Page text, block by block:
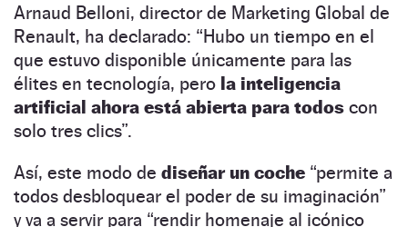
Arnaud Belloni, director de Marketing Global de
Renault, ha declarado: “Hubo un tiempo en el
que estuvo disponible únicamente para las
élites en tecnología, pero la inteligencia
artificial ahora está abierta para todos con
solo tres clics”.
Así, este modo de diseñar un coche “permite a
todos desbloquear el poder de su imaginación”
y va a servir para “rendir homenaje al icónico